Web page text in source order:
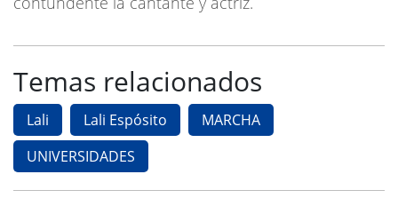
Temas relacionados
Lali Lali Espósito
MARCHA
UNIVERSIDADES